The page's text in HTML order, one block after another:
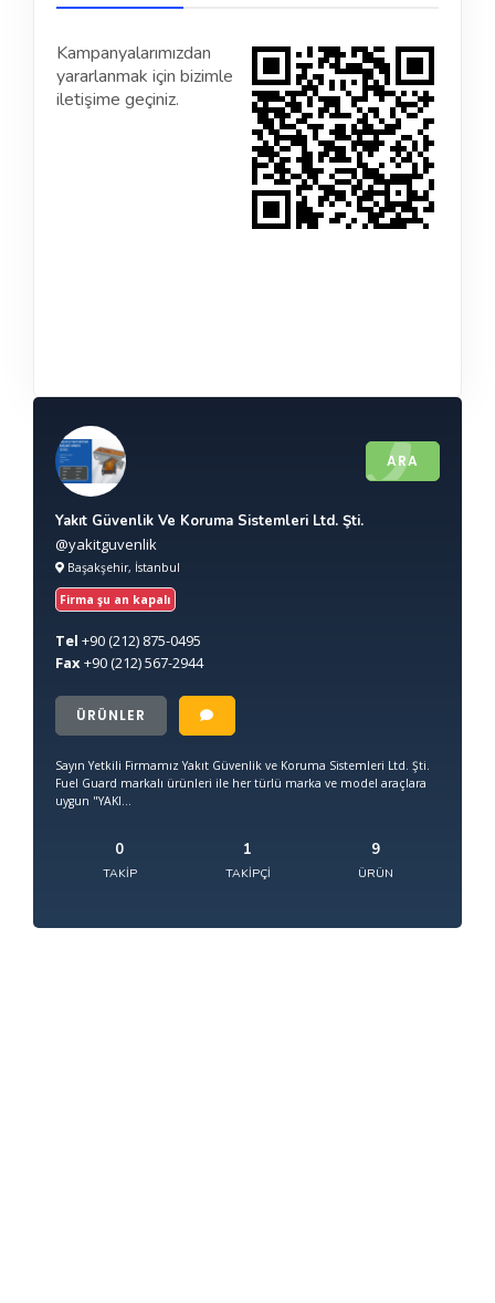
Kampanyalarımızdan
yararlanmak için bizimle
iletişime geçiniz.
ARA
Yakıt Güvenlik Ve Koruma Sistemleri Ltd. Şti.
@yakitguvenlik
Başakşehir, İstanbul
Firma şu an kapalı
Tel +90(212) 875-0495
Fax+90(212) 567-2944
ÜRÜNLER
Sayın Yetkili Firmamız Yakıt Güvenlik ve Koruma Sistemleri Ltd. Şti.
Fuel Guard markalı ürünleri ile her türlü marka ve model araçlara
uygun "YAKI...
0
TAKIP
1
TAKIPÇI
9
ÜRÜN